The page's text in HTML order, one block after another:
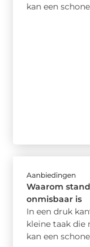
kan een
Aanbiedingen
Waarom
onmisbaar is
In een druk
kleine taak die
kan een